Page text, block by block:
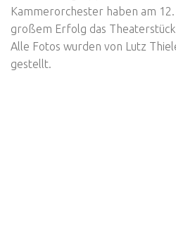
Kammerorchester haben am
großem Erfolg das
Alle Fotos wurden von Lutz
gestellt.